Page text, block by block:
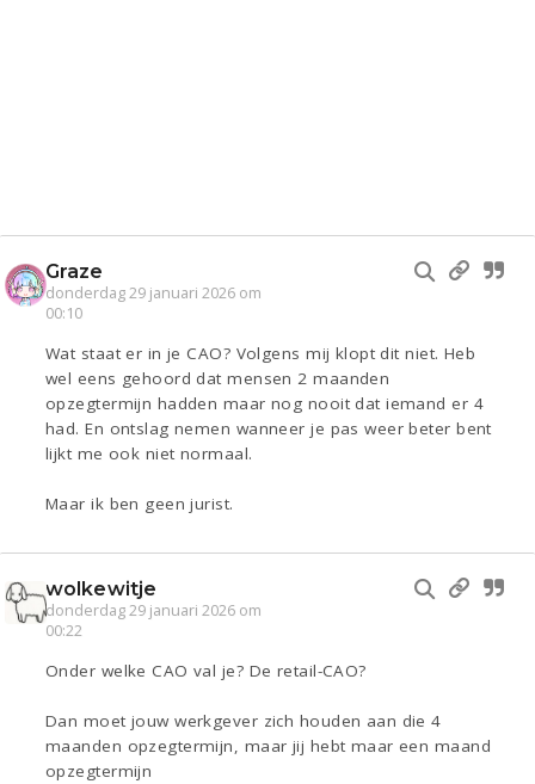
Graze
donderdag 29 januari 2026 om
00:10
Wat staat er in je CAO? Volgens mij klopt dit niet. Heb
wel eens gehoord dat mensen 2 maanden
opzegtermijn hadden maar nog nooit dat iemand er 4
had. En ontslag nemen wanneer je pas weer beter bent
lijkt me ook niet normaal.
Maar ik ben geen jurist.
wolkewitje
donderdag 29 januari 2026 om
00:22
Onder welke CAO val je? De retail-CAO?
Dan moet jouw werkgever zich houden aan die 4
maanden opzegtermijn, maar jij hebt maar een maand
opzegtermijn